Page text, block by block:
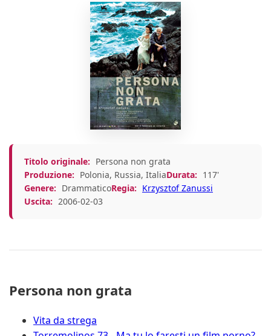
Titolo originale: Persona non grata
Produzione: Polonia, Russia, ItaliaDurata: 117'
Genere: DrammaticoRegia: Krzysztof Zanussi
Uscita: 2006-02-03
Persona non grata
Vita da strega